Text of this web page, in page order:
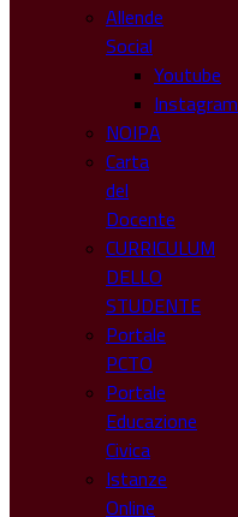
Allende
Social
Youtube
Instagram
NOIPA
Carta
del
Docente
CURRICULUM
DELLO
STUDENTE
Portale
PCTO
Portale
Educazione
Civica
Istanze
Online